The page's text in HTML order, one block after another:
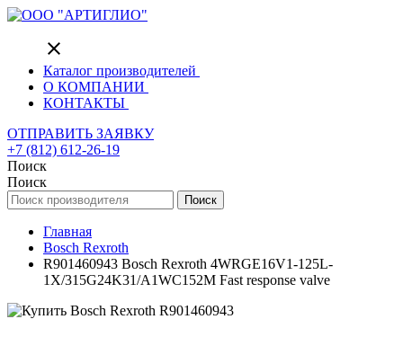
close
Каталог производителей
О КОМПАНИИ
КОНТАКТЫ
ОТПРАВИТЬ ЗАЯВКУ
+7 (812) 612-26-19
Поиск
Поиск
Поиск
Главная
Bosch Rexroth
R901460943 Bosch Rexroth 4WRGE16V1-125L-
1X/315G24K31/A1WC152M Fast response valve